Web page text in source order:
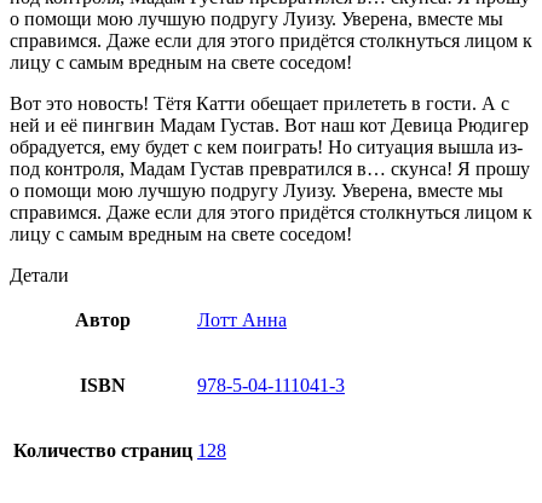
о помощи мою лучшую подругу Луизу. Уверена, вместе мы
справимся. Даже если для этого придётся столкнуться лицом к
лицу с самым вредным на свете соседом!
Вот это новость! Тётя Катти обещает прилететь в гости. А с
ней и её пингвин Мадам Густав. Вот наш кот Девица Рюдигер
обрадуется, ему будет с кем поиграть! Но ситуация вышла из-
под контроля, Мадам Густав превратился в… скунса! Я прошу
о помощи мою лучшую подругу Луизу. Уверена, вместе мы
справимся. Даже если для этого придётся столкнуться лицом к
лицу с самым вредным на свете соседом!
Детали
Автор Лотт Анна
ISBN 978-5-04-111041-3
Количество страниц 128